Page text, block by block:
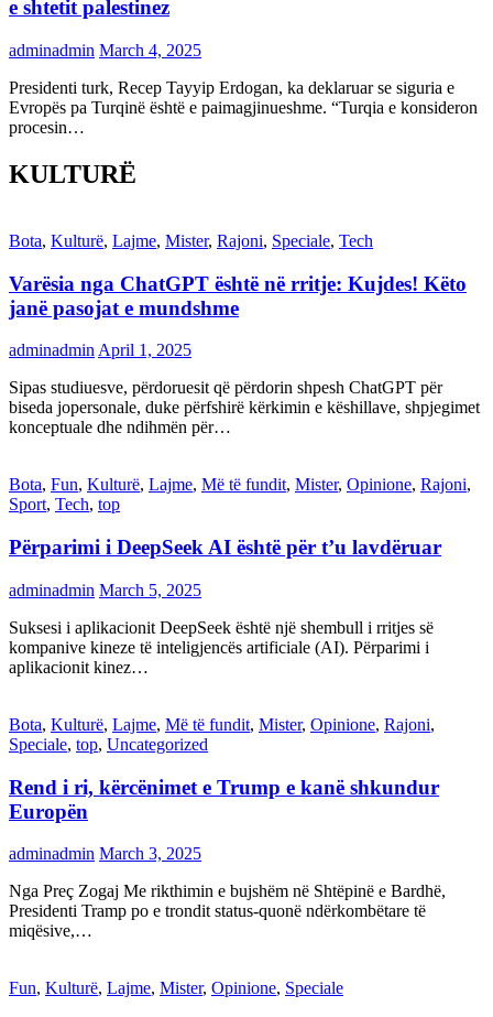
e shtetit palestinez
adminadmin March 4, 2025
Presidenti turk, Recep Tayyip Erdogan, ka deklaruar se siguria e
Evropës pa Turqinë është e paimagjinueshme. “Turqia e konsideron
procesin…
KULTURË
Bota, Kulturë, Lajme, Mister, Rajoni, Speciale, Tech
Varësia nga ChatGPT është në rritje: Kujdes! Këto
janë pasojat e mundshme
adminadmin April 1, 2025
Sipas studiuesve, përdoruesit që përdorin shpesh ChatGPT për
biseda jopersonale, duke përfshirë kërkimin e këshillave, shpjegimet
konceptuale dhe ndihmën për…
Bota, Fun, Kulturë, Lajme, Më të fundit, Mister, Opinione, Rajoni,
Sport, Tech, top
Përparimi i DeepSeek AI është për t’u lavdëruar
adminadmin March 5, 2025
Suksesi i aplikacionit DeepSeek është një shembull i rritjes së
kompanive kineze të inteligjencës artificiale (AI). Përparimi i
aplikacionit kinez…
Bota, Kulturë, Lajme, Më të fundit, Mister, Opinione, Rajoni,
Speciale, top, Uncategorized
Rend i ri, kërcënimet e Trump e kanë shkundur
Europën
adminadmin March 3, 2025
Nga Preç Zogaj Me rikthimin e bujshëm në Shtëpinë e Bardhë,
Presidenti Tramp po e trondit status-quonë ndërkombëtare të
miqësive,…
Fun, Kulturë, Lajme, Mister, Opinione, Speciale